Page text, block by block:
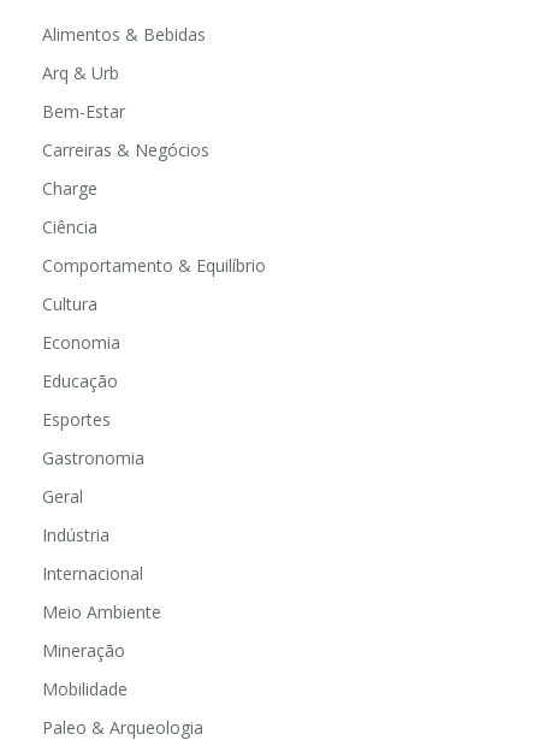
Alimentos & Bebidas
Arq & Urb
Bem-Estar
Carreiras & Negócios
Charge
Ciência
Comportamento & Equilíbrio
Cultura
Economia
Educação
Esportes
Gastronomia
Geral
Indústria
Internacional
Meio Ambiente
Mineração
Mobilidade
Paleo & Arqueologia